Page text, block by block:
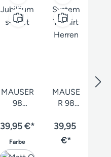
MAUSER
98
s-Shirt
39,95 €*
Farbeauswählen
MAUSE
R 98
T-Shirt
Herren
39,95
€*